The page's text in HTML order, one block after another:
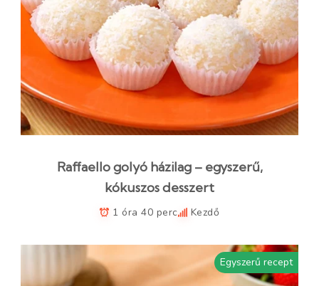
Raffaello golyó házilag – egyszerű,
kókuszos desszert
1 óra 40 perc Kezdő
Egyszerű recept